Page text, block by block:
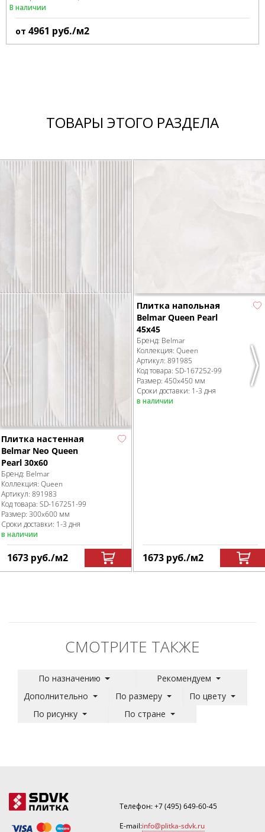
В наличии
от 4961 руб./м2
ТОВАРЫ ЭТОГО РАЗДЕЛА
Previous
Плитка настенная
Belmar Neo Queen
Pearl 30х60
Бренд: Belmar
Коллекция: Queen
Артикул: 891983
Код товара: SD-167251-99
Размер: 300x600 мм
Сроки доставки: 1-3 дня
в наличии
1673 руб./м2
Плитка напольная
Belmar Queen Pearl
45x45
Бренд: Belmar
Коллекция: Queen
Артикул: 891985
Код товара: SD-167252-99
Размер: 450x450 мм
Сроки доставки: 1-3 дня
в наличии
1673 руб./м2
СМОТРИТЕ ТАКЖЕ
По назначению
Рекомендуем
Дополнительно
По размеру
По цвету
По рисунку
По стране
Телефон:+7 (495) 649-60-45
E-mail:info@plitka-sdvk.ru